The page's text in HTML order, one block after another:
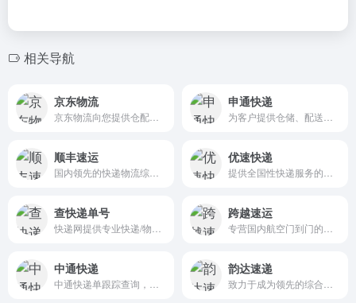
相关导航
京东物流 申通快递
顺丰速运 优速快递
查快递单号 跨越速运
中通快递 韵达速递